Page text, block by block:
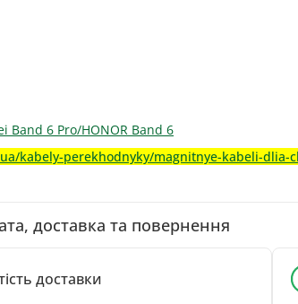
Band 6 Pro/HONOR Band 6
kabely-perekhodnyky/magnitnye-kabeli-dlia-
доставка та повернення
доставки